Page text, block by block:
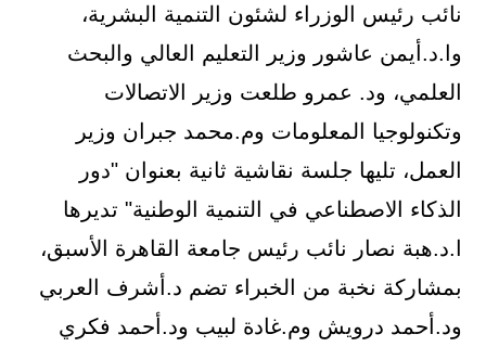
نائب رئيس الوزراء لشئون التنمية البشرية،
وا.د.أيمن عاشور وزير التعليم العالي والبحث
العلمي، ود. عمرو طلعت وزير الاتصالات
وتكنولوجيا المعلومات وم.محمد جبران وزير
العمل، تليها جلسة نقاشية ثانية بعنوان "دور
الذكاء الاصطناعي في التنمية الوطنية" تديرها
ا.د.هبة نصار نائب رئيس جامعة القاهرة الأسبق،
بمشاركة نخبة من الخبراء تضم د.أشرف العربي
ود.أحمد درويش وم.غادة لبيب ود.أحمد فكري